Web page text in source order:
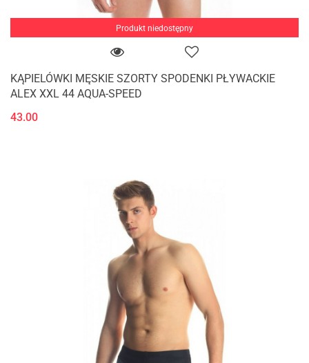
Produkt niedostępny
KĄPIELÓWKI MĘSKIE SZORTY SPODENKI PŁYWACKIE
ALEX XXL 44 AQUA-SPEED
43.00